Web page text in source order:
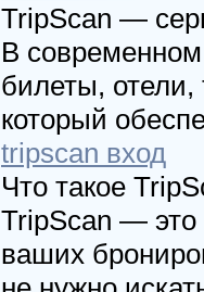
TripScan —
В
билеты,
который
tripscan вход
Что такое
TripScan — это
ваших